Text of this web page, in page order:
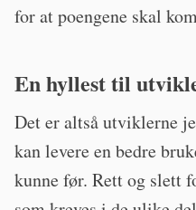
for at poengene skal
En hyllest til
Det er altså utviklerne
kan levere en bedre
kunne før. Rett og slett